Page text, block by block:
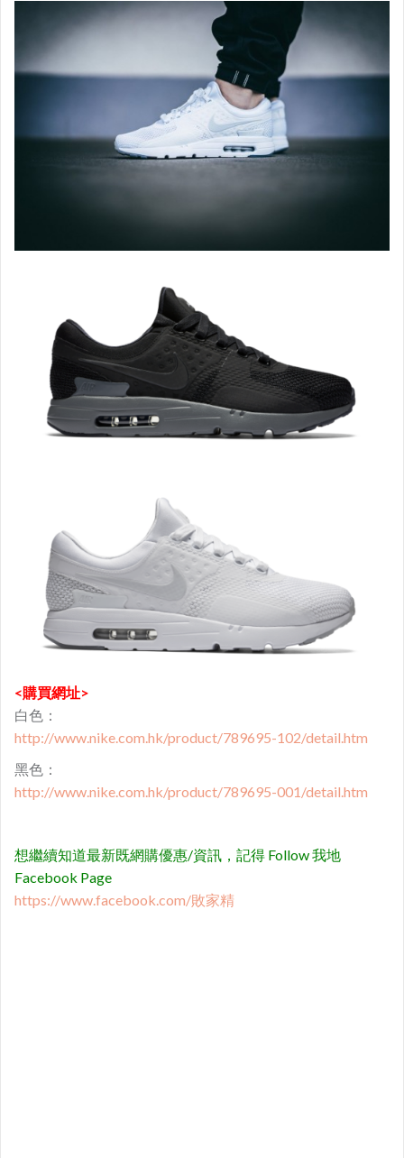
<購買網址>
白色：
http://www.nike.com.hk/product/789695-102/detail.htm
黑色：
http://www.nike.com.hk/product/789695-001/detail.htm
想繼續知道最新既網購優惠/資訊，記得 Follow 我地
Facebook Page
https://www.facebook.com/敗家精